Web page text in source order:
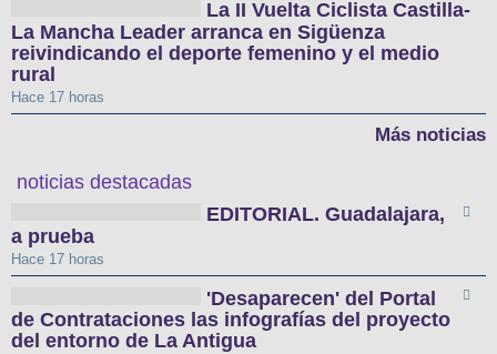
La II Vuelta Ciclista Castilla-
La Mancha Leader arranca en Sigüenza
reivindicando el deporte femenino y el medio
rural
Hace 17 horas
Más noticias
noticias destacadas
EDITORIAL. Guadalajara,
a prueba
Hace 17 horas
'Desaparecen' del Portal
de Contrataciones las infografías del proyecto
del entorno de La Antigua